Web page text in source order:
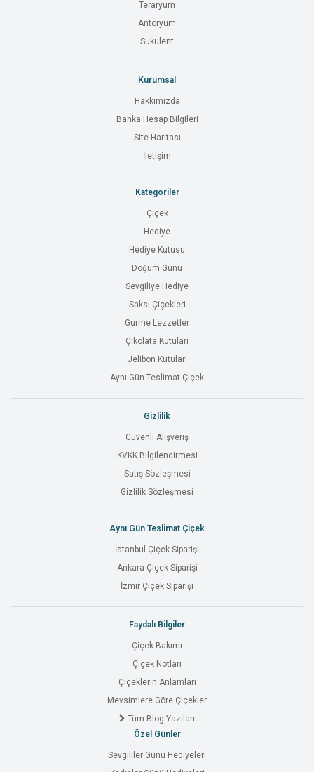
Teraryum
Antoryum
Sukulent
Kurumsal
Hakkımızda
Banka Hesap Bilgileri
Site Haritası
İletişim
Kategoriler
Çiçek
Hediye
Hediye Kutusu
Doğum Günü
Sevgiliye Hediye
Saksı Çiçekleri
Gurme Lezzetler
Çikolata Kutuları
Jelibon Kutuları
Aynı Gün Teslimat Çiçek
Gizlilik
Güvenli Alışveriş
KVKK Bilgilendirmesi
Satış Sözleşmesi
Gizlilik Sözleşmesi
Aynı Gün Teslimat Çiçek
İstanbul Çiçek Siparişi
Ankara Çiçek Siparişi
İzmir Çiçek Siparişi
Faydalı Bilgiler
Çiçek Bakımı
Çiçek Notları
Çiçeklerin Anlamları
Mevsimlere Göre Çiçekler
Tüm Blog Yazıları
Özel Günler
Sevgililer Günü Hediyeleri